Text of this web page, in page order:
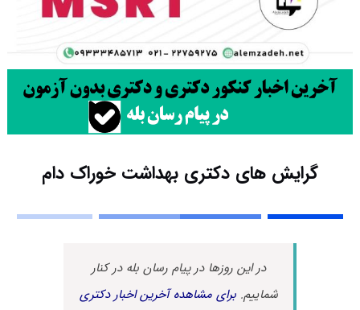
گرایش های دکتری ﺑﻬﺪاﺷﺖ ﺧﻮراک دام
در این روزها در پیام رسان بله در کنار
شماییم.برای مشاهده آخرین اخبار دکتری